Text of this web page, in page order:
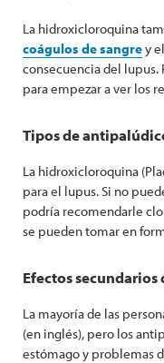
La hidroxicloroquina
coágulos de sangrey
consecuencia del lupus.
para empezar a ver los
Tipos de
La hidroxicloroquina
para el lupus. Si no
podría recomendarle
se pueden tomar en
Efectos
La mayoría de las
(en inglés), pero los
estómago y problemas